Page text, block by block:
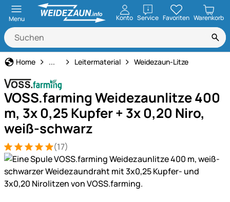
Menu Konto ServiceöffnenFavoriten Warenkorb
Home Weidezaun
... Leitermaterial Weidezaun-Litze
VOSS.farming Weidezaunlitze 400
m, 3x 0,25 Kupfer + 3x 0,20 Niro,
weiß-schwarz
Bewertung: 5 von 5 (17 Bewertungen)
17 Bewertungen
(17)
Produktgalerie